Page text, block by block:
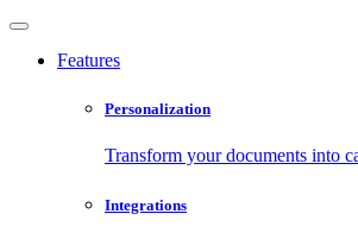
Features
Personalization
Transform your documents into
Integrations